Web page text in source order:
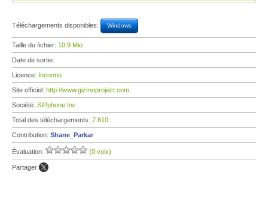
Téléchargements disponibles: Windows
Taille du fichier: 10,9 Mio
Date de sortie:
Licence: Inconnu
Site officiel: http://www.gizmoproject.com
Société: SIPphone Inc
Total des téléchargements: 7 810
Contribution: Shane_Parkar
Évaluation: (0 voix)
Partager: